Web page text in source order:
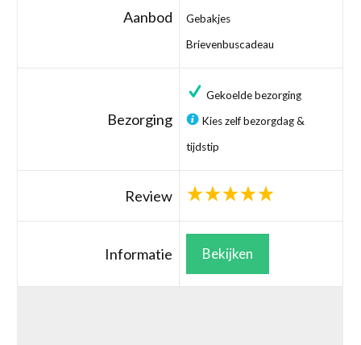
Aanbod
Gebakjes
Brievenbuscadeau
Bezorging
Gekoelde bezorging
Kies zelf bezorgdag &
tijdstip
Review
Informatie Bekijken